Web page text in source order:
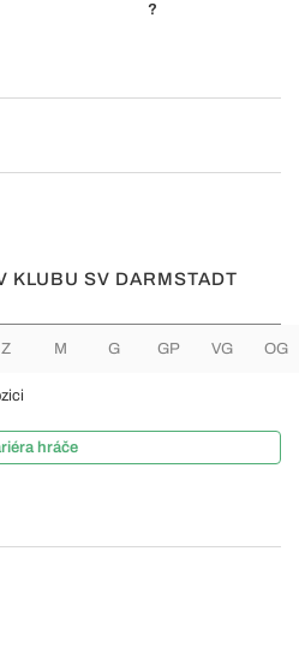
?
KLUBU SV DARMSTADT
Z M G GP VG OG
hráče